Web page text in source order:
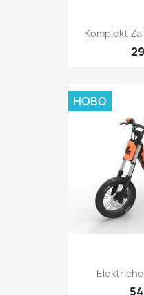
Komplekt
НОВО